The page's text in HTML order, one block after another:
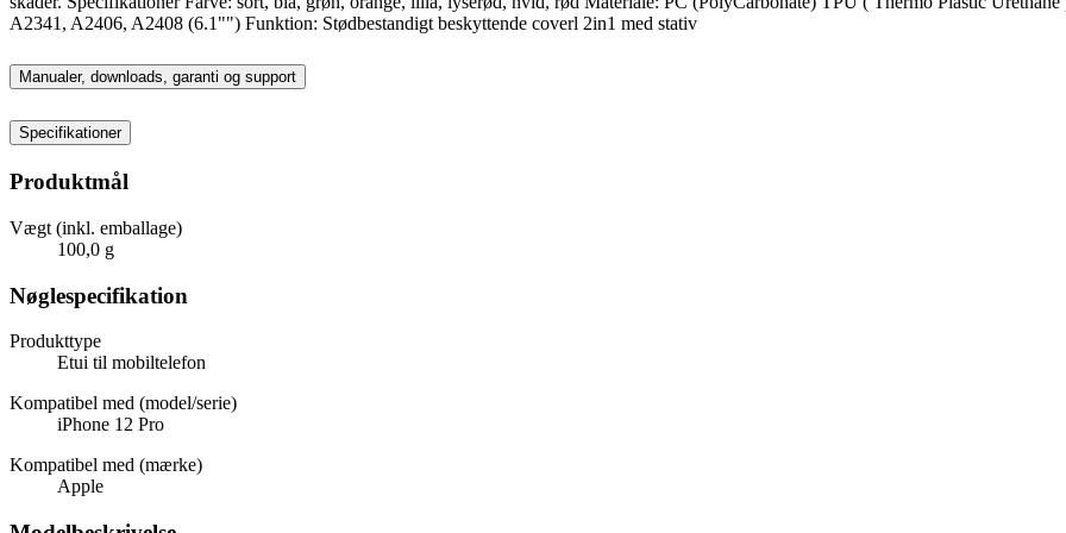
A2341, A2406, A2408 (6.1"") Funktion: Stødbestandigt beskyttende coverl 2in1 med stativ
Manualer, downloads, garanti og support
Specifikationer
Produktmål
Vægt (inkl. emballage)
100,0 g
Nøglespecifikation
Produkttype
Etui til mobiltelefon
Kompatibel med (model/serie)
iPhone 12 Pro
Kompatibel med (mærke)
Apple